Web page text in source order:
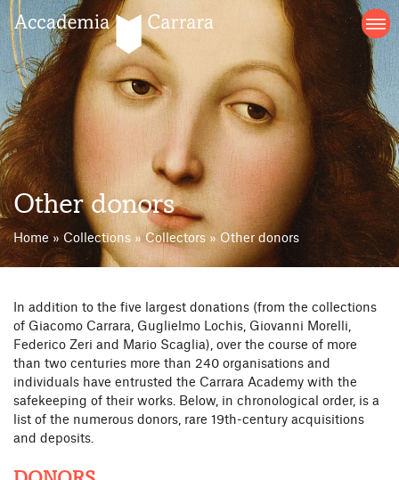
Skip
to
content
Other donors
Home» Collections » Collectors » Other donors
In addition to the five largest donations (from the collections
of Giacomo Carrara, Guglielmo Lochis, Giovanni Morelli,
Federico Zeri and Mario Scaglia), over the course of more
than two centuries more than 240 organisations and
individuals have entrusted the Carrara Academy with the
safekeeping of their works. Below, in chronological order, is a
list of the numerous donors, rare 19th-century acquisitions
and deposits.